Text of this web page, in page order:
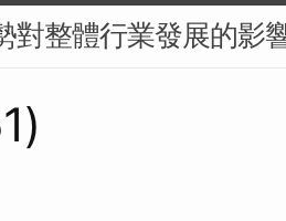
對整體行業發展的影